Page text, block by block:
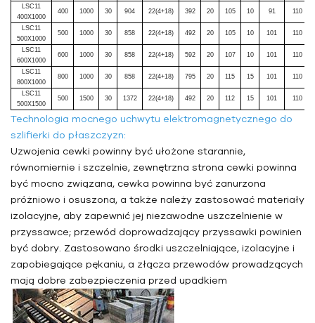
LSC11
400X1000
400 1000 30 904 22(4+18) 392 20 105 10 91 110
LSC11
500X1000
500 1000 30 858 22(4+18) 492 20 105 10 101 110
LSC11
600X1000
600 1000 30 858 22(4+18) 592 20 107 10 101 110
LSC11
800X1000
800 1000 30 858 22(4+18) 795 20 115 15 101 110
LSC11
500X1500
500 1500 30 1372 22(4+18) 492 20 112 15 101 110
Technologia mocnego uchwytu elektromagnetycznego do
szlifierki do płaszczyzn:
Uzwojenia cewki powinny być ułożone starannie,
równomiernie i szczelnie, zewnętrzna strona cewki powinna
być mocno związana, cewka powinna być zanurzona
próżniowo i osuszona, a także należy zastosować materiały
izolacyjne, aby zapewnić jej niezawodne uszczelnienie w
przyssawce; przewód doprowadzający przyssawki powinien
być dobry. Zastosowano środki uszczelniające, izolacyjne i
zapobiegające pękaniu, a złącza przewodów prowadzących
mają dobre zabezpieczenia przed upadkiem